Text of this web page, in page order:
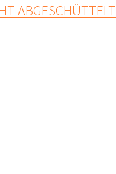
ABGESCHÜTTELT